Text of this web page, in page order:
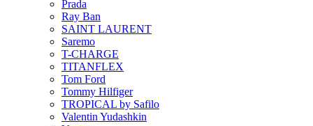
Prada
Ray Ban
SAINT LAURENT
Saremo
T-CHARGE
TITANFLEX
Tom Ford
Tommy Hilfiger
TROPICAL by Safilo
Valentin Yudashkin